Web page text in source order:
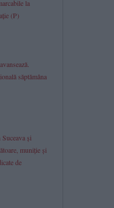
la
(P)
săptămâna
și
muniție și
de